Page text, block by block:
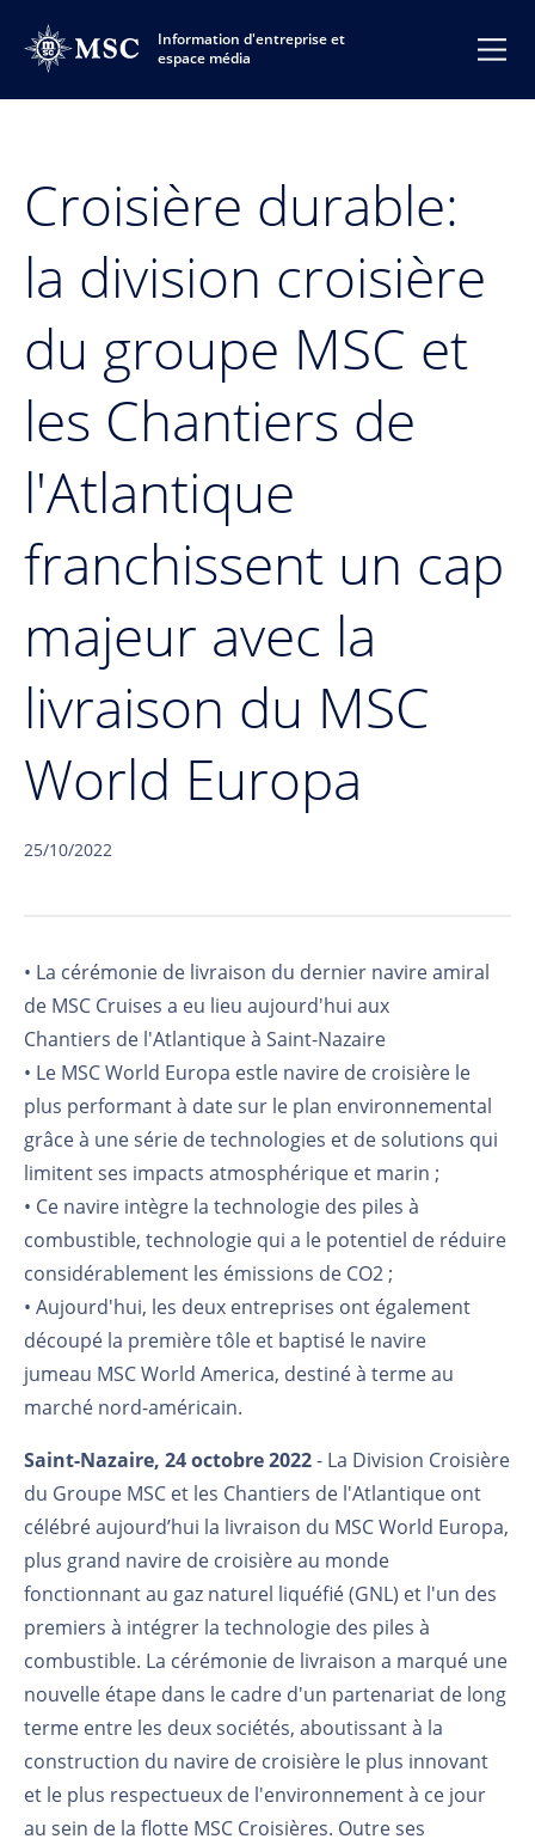
Information d'entreprise et
espace média
Croisière durable:
la division croisière
du groupe MSC et
les Chantiers de
l'Atlantique
franchissent un cap
majeur avec la
livraison du MSC
World Europa
25/10/2022
• La cérémonie de livraison du dernier navire amiral
de MSC Cruises a eu lieu aujourd'hui aux
Chantiers de l'Atlantique à Saint-Nazaire
• Le MSC World Europa estle navire de croisière le
plus performant à date sur le plan environnemental
grâce à une série de technologies et de solutions qui
limitent ses impacts atmosphérique et marin ;
• Ce navire intègre la technologie des piles à
combustible, technologie qui a le potentiel de réduire
considérablement les émissions de CO2 ;
• Aujourd'hui, les deux entreprises ont également
découpé la première tôle et baptisé le navire
jumeau MSC World America, destiné à terme au
marché nord-américain.
Saint-Nazaire, 24 octobre 2022- La Division Croisière
du Groupe MSC et les Chantiers de l'Atlantique ont
célébré aujourd’hui la livraison du MSC World Europa,
plus grand navire de croisière au monde
fonctionnant au gaz naturel liquéfié (GNL) et l'un des
premiers à intégrer la technologie des piles à
combustible. La cérémonie de livraison a marqué une
nouvelle étape dans le cadre d'un partenariat de long
terme entre les deux sociétés, aboutissant à la
construction du navire de croisière le plus innovant
et le plus respectueux de l'environnement à ce jour
au sein de la flotte MSC Croisières. Outre ses